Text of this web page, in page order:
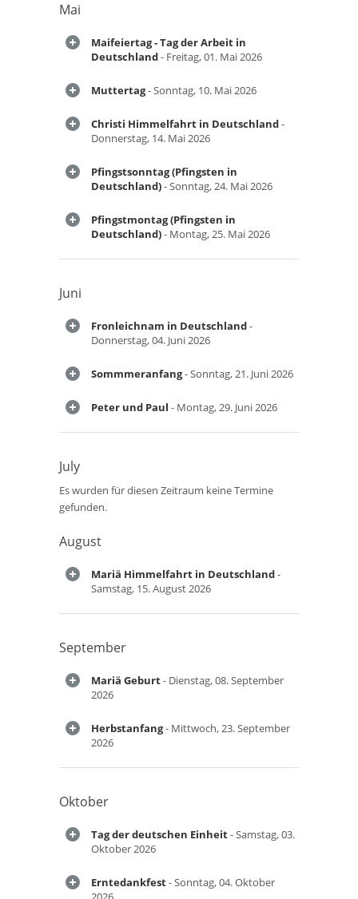
Mai
Maifeiertag - Tag der Arbeit in
Deutschland- Freitag, 01. Mai 2026
Muttertag- Sonntag, 10. Mai 2026
Christi Himmelfahrt in Deutschland-
Donnerstag, 14. Mai 2026
Pfingstsonntag (Pfingsten in
Deutschland)- Sonntag, 24. Mai 2026
Pfingstmontag (Pfingsten in
Deutschland)- Montag, 25. Mai 2026
Juni
Fronleichnam in Deutschland-
Donnerstag, 04. Juni 2026
Sommmeranfang- Sonntag, 21. Juni 2026
Peter und Paul - Montag, 29. Juni 2026
July
Es wurden für diesen Zeitraum keine Termine
gefunden.
August
Mariä Himmelfahrt in Deutschland-
Samstag, 15. August 2026
September
Mariä Geburt- Dienstag, 08. September
2026
Herbstanfang- Mittwoch, 23. September
2026
Oktober
Tag der deutschen Einheit- Samstag, 03.
Oktober 2026
Erntedankfest- Sonntag, 04. Oktober